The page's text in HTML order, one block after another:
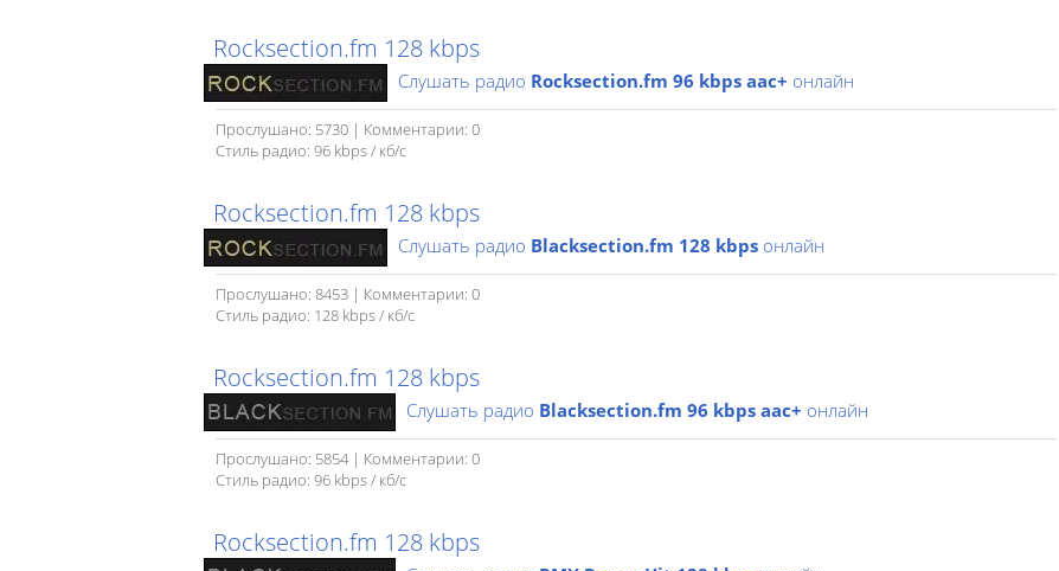
Rocksection.fm 128 kbps
Слушать радио Rocksection.fm 96 kbps aac+ онлайн
Прослушано: 5730 | Комментарии: 0
Стиль радио: 96 kbps / кб/c
Rocksection.fm 128 kbps
Слушать радио Blacksection.fm 128 kbps онлайн
Прослушано: 8453 | Комментарии: 0
Стиль радио: 128 kbps / кб/c
Rocksection.fm 128 kbps
Слушать радио Blacksection.fm 96 kbps aac+ онлайн
Прослушано: 5854 | Комментарии: 0
Стиль радио: 96 kbps / кб/c
Rocksection.fm 128 kbps